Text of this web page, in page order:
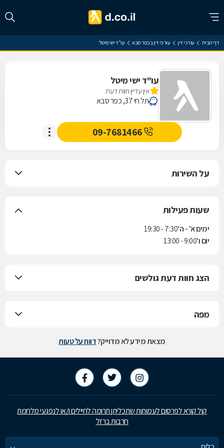
דף הבית עורכי דין עורכי דין בכפר סבא עו"ד ישי מיטל
עו"ד ישי מיטל
אין עדיין חוות דעת
תל חי 37, כפר סבא
09-7681466
על השירות
שעות פעילות
ימים א' - ה'7:30 - 19:30
יום ו'9:00 - 13:00
הצג חוות דעת גולשים
מפה
מצאת מידע לא מדוייק?דווח על טעות
קול קורא לפרסום לעמותות שתכליתן תרומה לחיילים ו/או לנפגעי מלחמת
חרבות ברזל